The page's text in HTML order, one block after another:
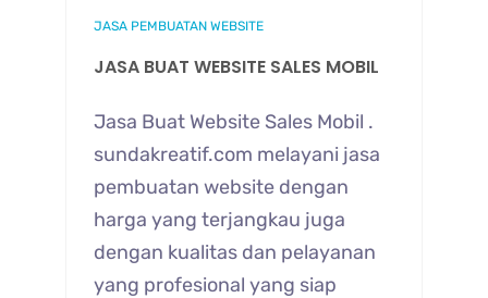
JASA PEMBUATAN WEBSITE
JASA BUAT WEBSITE SALES MOBIL
Jasa Buat Website Sales Mobil .
sundakreatif.com melayani jasa
pembuatan website dengan
harga yang terjangkau juga
dengan kualitas dan pelayanan
yang profesional yang siap